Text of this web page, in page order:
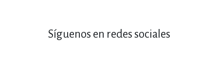
Síguenos en redes sociales